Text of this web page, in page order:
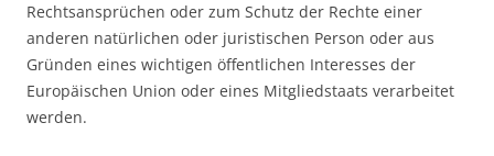
Rechtsansprüchen oder zum Schutz der Rechte einer
anderen natürlichen oder juristischen Person oder aus
Gründen eines wichtigen öffentlichen Interesses der
Europäischen Union oder eines Mitgliedstaats verarbeitet
werden.